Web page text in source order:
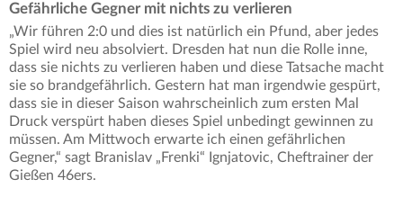
Gefährliche Gegner mit nichts zu verlieren
„Wir führen 2:0 und dies ist natürlich ein Pfund, aber jedes
Spiel wird neu absolviert. Dresden hat nun die Rolle inne,
dass sie nichts zu verlieren haben und diese Tatsache macht
sie so brandgefährlich. Gestern hat man irgendwie gespürt,
dass sie in dieser Saison wahrscheinlich zum ersten Mal
Druck verspürt haben dieses Spiel unbedingt gewinnen zu
müssen. Am Mittwoch erwarte ich einen gefährlichen
Gegner,“ sagt Branislav „Frenki“ Ignjatovic, Cheftrainer der
Gießen 46ers.